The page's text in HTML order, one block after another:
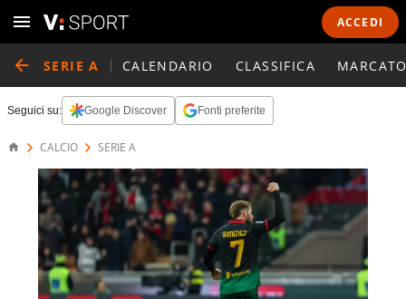
ACCEDI
SERIE A CALENDARIO CLASSIFICA
Seguici su: Google Discover Fonti preferite
CALCIO SERIE A